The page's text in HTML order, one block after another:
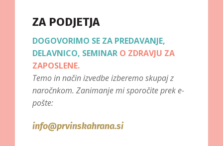
ZA PODJETJA
DOGOVORIMO SE ZA PREDAVANJE,
DELAVNICO, SEMINAR O ZDRAVJU ZA
ZAPOSLENE.
Temo in način izvedbe izberemo skupaj z
naročnkom. Zanimanje mi sporočite prek e-
pošte:
info@prvinskahrana.si